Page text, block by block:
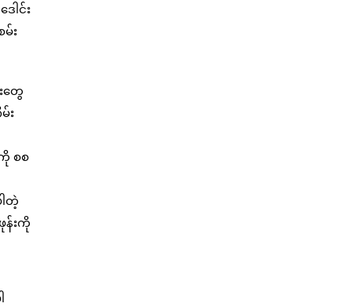
ါင်း
မ်း
တွေ
း
စစ
တဲ့
န်းကို